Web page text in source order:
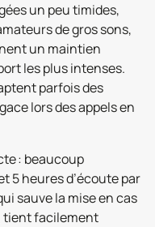
un peu timides,
de gros sons,
un maintien
les plus intenses.
parfois des
lors des appels en
: beaucoup
5 heures d’écoute par
sauve la mise en cas
tient facilement